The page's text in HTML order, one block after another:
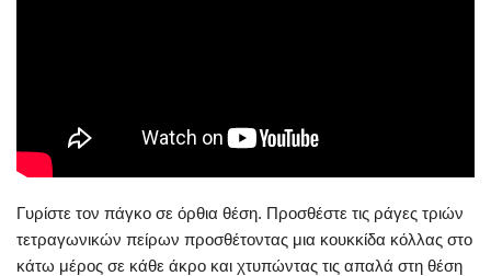
Γυρίστε τον πάγκο σε όρθια θέση. Προσθέστε τις ράγες τριών
τετραγωνικών πείρων προσθέτοντας μια κουκκίδα κόλλας στο
κάτω μέρος σε κάθε άκρο και χτυπώντας τις απαλά στη θέση